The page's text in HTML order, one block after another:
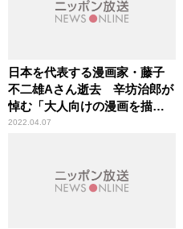
日本を代表する漫画家・藤子
不二雄Aさん逝去 辛坊治郎が
悼む「大人向けの漫画を描か
れた」
2022.04.07